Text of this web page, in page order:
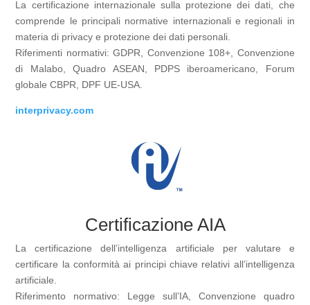
La certificazione internazionale sulla protezione dei dati, che
comprende le principali normative internazionali e regionali in
materia di privacy e protezione dei dati personali.
Riferimenti normativi: GDPR, Convenzione 108+, Convenzione
di Malabo, Quadro ASEAN, PDPS iberoamericano, Forum
globale CBPR, DPF UE-USA.
interprivacy.com
Certificazione AIA
La certificazione dell’intelligenza artificiale per valutare e
certificare la conformità ai principi chiave relativi all’intelligenza
artificiale.
Riferimento normativo: Legge sull’IA, Convenzione quadro